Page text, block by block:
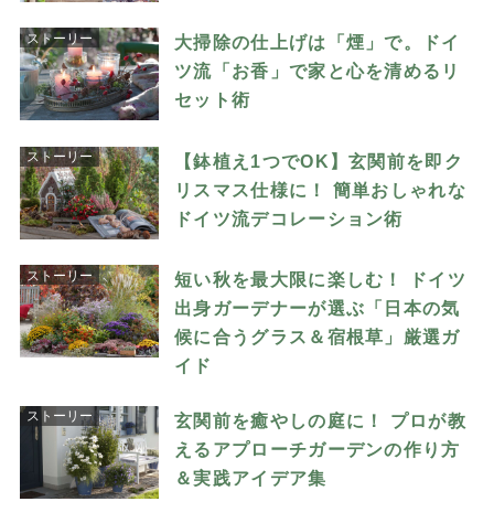
ストーリー
大掃除の仕上げは「煙」で。ドイ
ツ流「お香」で家と心を清めるリ
セット術
ストーリー
【鉢植え1つでOK】玄関前を即ク
リスマス仕様に！ 簡単おしゃれな
ドイツ流デコレーション術
ストーリー
短い秋を最大限に楽しむ！ ドイツ
出身ガーデナーが選ぶ「日本の気
候に合うグラス＆宿根草」厳選ガ
イド
ストーリー
玄関前を癒やしの庭に！ プロが教
えるアプローチガーデンの作り方
＆実践アイデア集